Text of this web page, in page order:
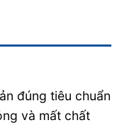
đúng tiêu chuẩn
và mất chất